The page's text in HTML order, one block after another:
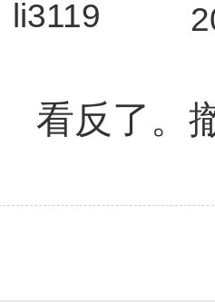
li3119
看反了。